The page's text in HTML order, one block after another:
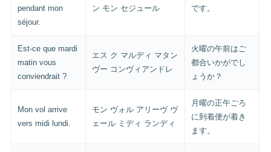
pendant mon
séjour.
ン モン セジュール
です。
Est-ce que mardi
matin vous
conviendrait ?
エス ク マルディ マタン
ヴー コンヴィアンドレ
火曜の午前はご
都合いかがでし
ょうか？
Mon vol arrive
vers midi lundi.
モン ヴォル アリーヴ ヴ
ェール ミディ ランディ
月曜の正午ごろ
に到着便が着き
ます。